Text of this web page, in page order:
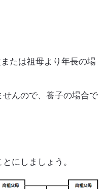
たは祖母より年長の場
んので、養子の場合で
にしましょう。